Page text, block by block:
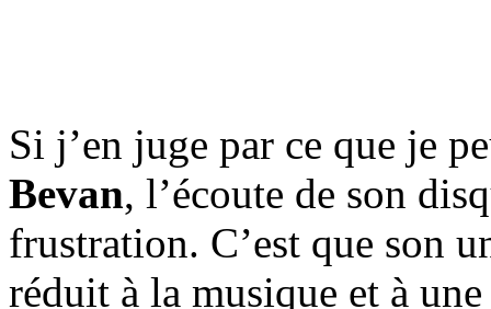
Si j’en juge par ce que je
Bevan, l’écoute de son
frustration. C’est que son
réduit à la musique et à